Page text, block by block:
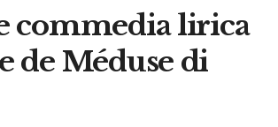
commedia lirica
de Méduse di